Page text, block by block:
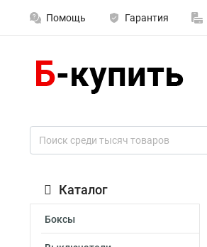
Помощь Гарантия
Каталог
Боксы